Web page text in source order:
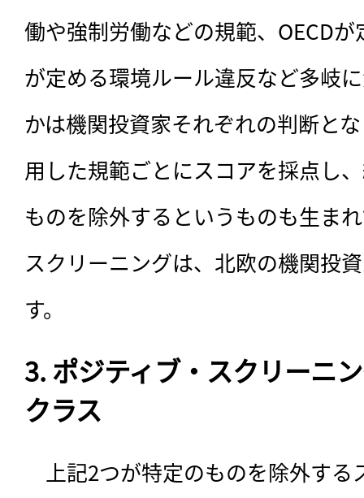
働や強制労働などの規範、OECD
が定める環境ルール違反など多岐
かは機関投資家それぞれの判断と
用した規範ごとにスコアを採点し
ものを除外するというものも生ま
スクリーニングは、北欧の機関投
す。
3. ポジティブ・スクリーニ
クラス
上記2つが特定のものを除外する